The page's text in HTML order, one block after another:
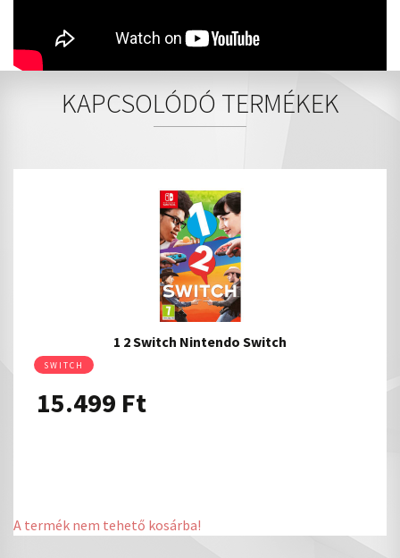
KAPCSOLÓDÓ TERMÉKEK
1 2 Switch Nintendo Switch
SWITCH
15.499 Ft
A termék nem tehető kosárba!